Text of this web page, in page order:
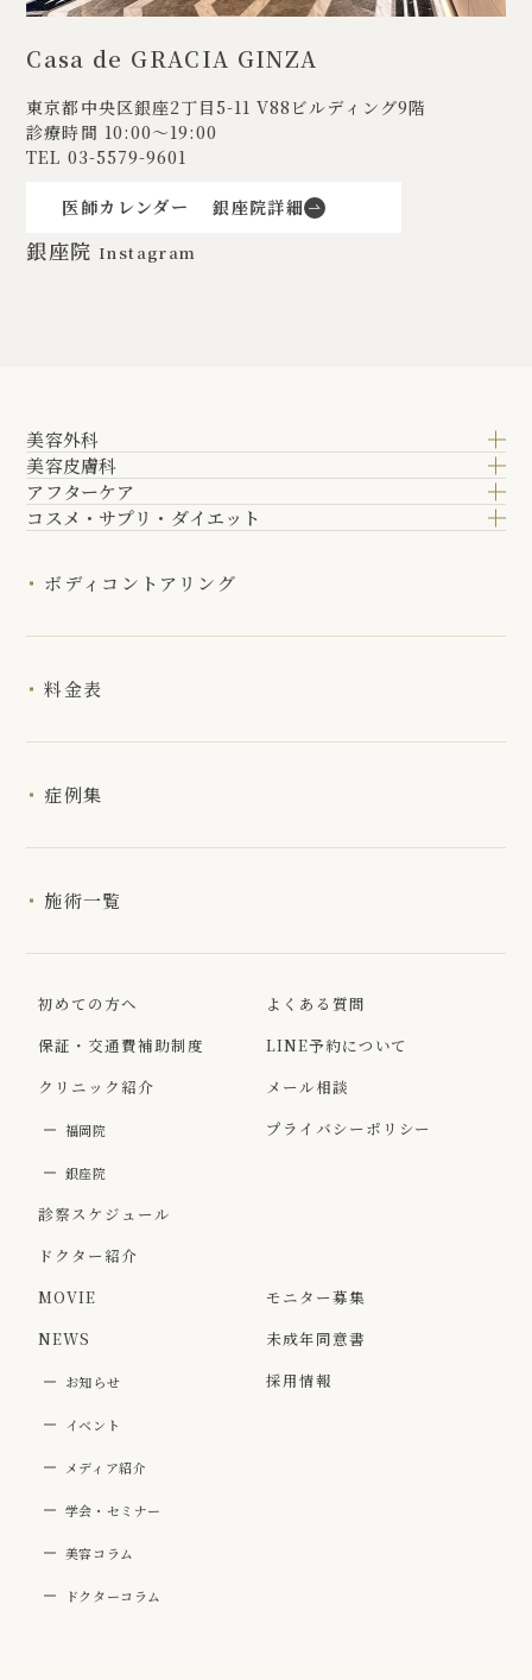
Casa de GRACIA GINZA
東京都中央区銀座2丁目5-11V88ビルディング9階
診療時間 10:00〜19:00
TEL 03-5579-9601
医師カレンダー 銀座院詳細
銀座院 Instagram
美容外科
美容皮膚科
アフターケア
コスメ・サプリ・ダイエット
ボディコントアリング
料金表
症例集
施術一覧
初めての方へ
保証・交通費補助制度
クリニック紹介
福岡院
銀座院
診察スケジュール
ドクター紹介
MOVIE
NEWS
お知らせ
イベント
メディア紹介
学会・セミナー
美容コラム
ドクターコラム
よくある質問
LINE予約について
メール相談
プライバシーポリシー
モニター募集
未成年同意書
採用情報